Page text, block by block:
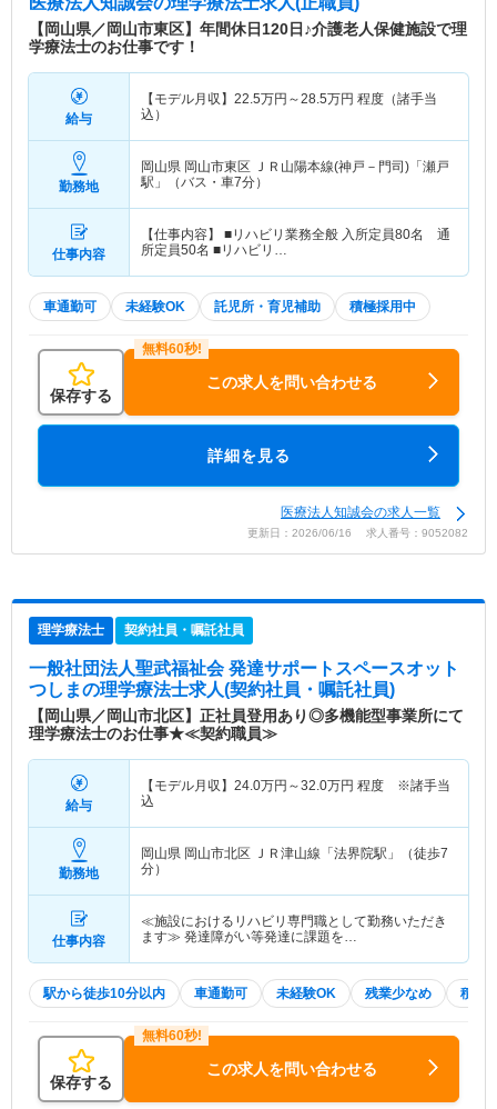
【岡山県／岡山市東区】年間休日120日♪介護老人保健施設で理
学療法士のお仕事です！
給与
【モデル月収】 22.5万円～28.5万円 程度（諸手当
込）
勤務地
岡山県 岡山市東区 ＪＲ山陽本線(神戸－門司)「瀬戸
駅」（バス・車7分）
仕事内容
【仕事内容】 ■リハビリ業務全般 入所定員80名 通
所定員50名 ■リハビリ…
車通勤可 未経験OK 託児所・育児補助 積極採用中
保存する
この求人を問い合わせる
詳細を見る
医療法人知誠会の求人一覧
更新日：2026/06/16 求人番号：9052082
理学療法士 契約社員・嘱託社員
一般社団法人聖武福祉会 発達サポートスペースオット
つしまの理学療法士求人(契約社員・嘱託社員)
【岡山県／岡山市北区】正社員登用あり◎多機能型事業所にて
理学療法士のお仕事★≪契約職員≫
給与
【モデル月収】 24.0万円～32.0万円 程度 ※諸手当
込
勤務地
岡山県 岡山市北区 ＪＲ津山線「法界院駅」（徒歩7
分）
仕事内容
≪施設におけるリハビリ専門職として勤務いただき
ます≫ 発達障がい等発達に課題を…
駅から徒歩10分以内 車通勤可 未経験OK 残業少なめ 積極
保存する
この求人を問い合わせる